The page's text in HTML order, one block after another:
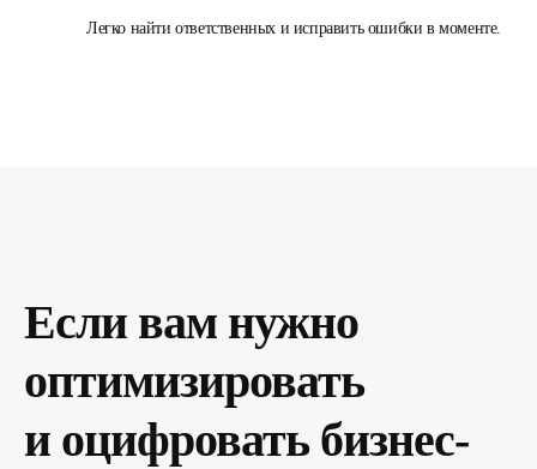
Легко найти ответственных и исправить ошибки в моменте.
Если вам нужно
оптимизировать
и оцифровать бизнес-
Подписаться